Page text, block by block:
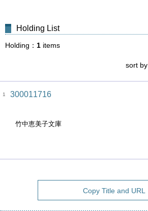
Holding List
Holding 1 items
sort by
1 300011716
竹中恵美子文庫
Copy Title and URL